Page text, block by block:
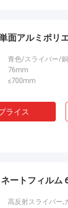
面アルミポリ
青色/スライバー/
76mm
≤700mm
ライス
ートフィルム
高反射スライバー,